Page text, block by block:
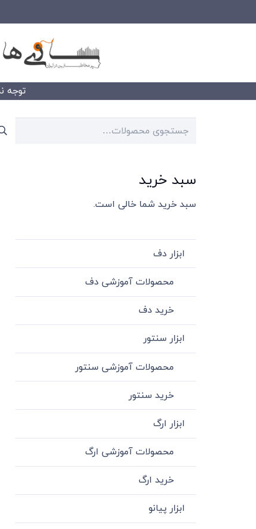
توجه
جستجو
سبد خرید
سبد خرید شما خالی است.
ابزار دف
محصولات آموزشی دف
خرید دف
ابزار سنتور
محصولات آموزشی سنتور
خرید سنتور
ابزار ارگ
محصولات آموزشی ارگ
خرید ارگ
ابزار پیانو